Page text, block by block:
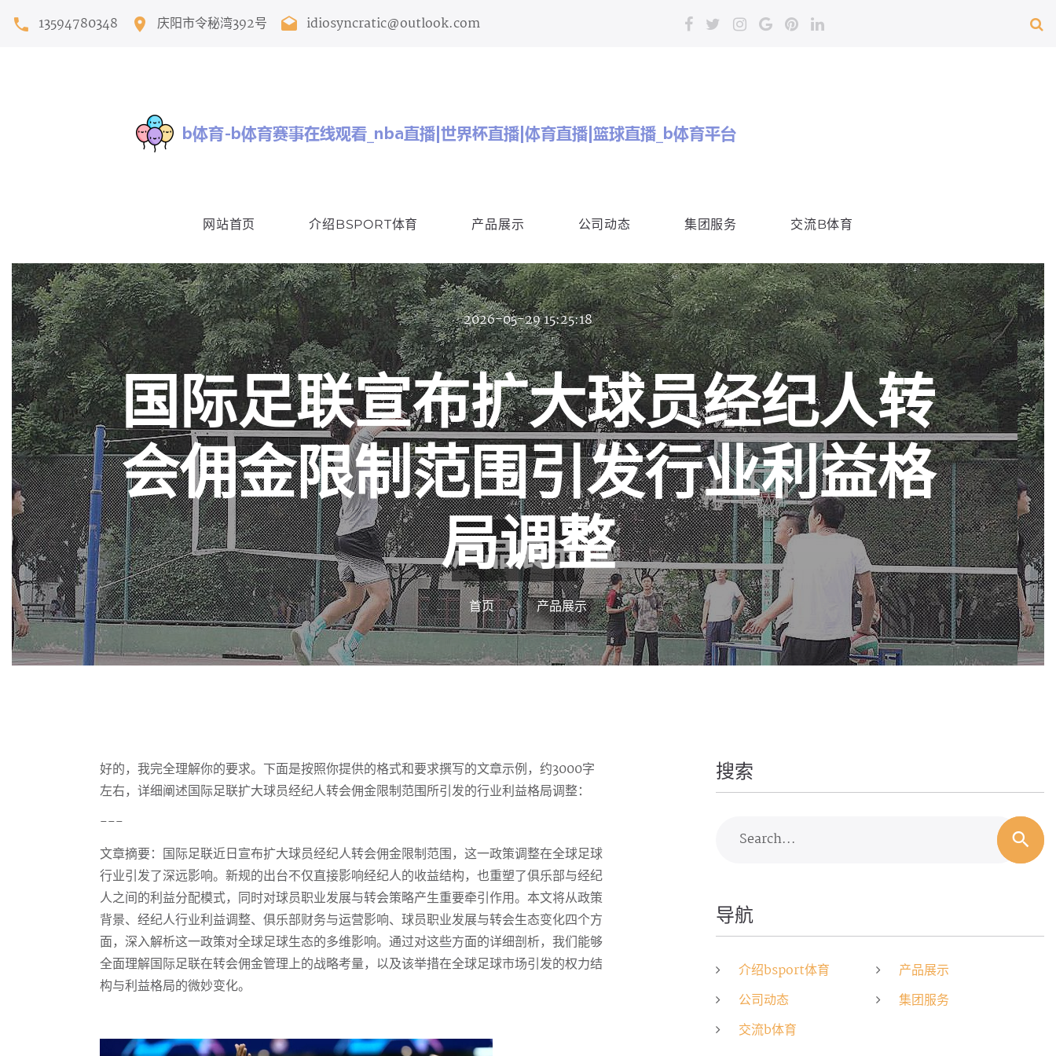
13594780348 庆阳市令秘湾392号 idiosyncratic@outlook.com
网站首页 介绍BSPORT体育 产品展示 公司动态 集团服务 交流B体育
2026-05-29 15:25:18
国际足联宣布扩大球员经纪人转
会佣金限制范围引发行业利益格
局调整
首页 产品展示
好的，我完全理解你的要求。下面是按照你提供的格式和要求撰写的文章示例，约3000字
左右，详细阐述国际足联扩大球员经纪人转会佣金限制范围所引发的行业利益格局调整：
---
文章摘要：国际足联近日宣布扩大球员经纪人转会佣金限制范围，这一政策调整在全球足球
行业引发了深远影响。新规的出台不仅直接影响经纪人的收益结构，也重塑了俱乐部与经纪
人之间的利益分配模式，同时对球员职业发展与转会策略产生重要牵引作用。本文将从政策
背景、经纪人行业利益调整、俱乐部财务与运营影响、球员职业发展与转会生态变化四个方
面，深入解析这一政策对全球足球生态的多维影响。通过对这些方面的详细剖析，我们能够
全面理解国际足联在转会佣金管理上的战略考量，以及该举措在全球足球市场引发的权力结
构与利益格局的微妙变化。
搜索
Search...
导航
介绍bsport体育
产品展示
公司动态
集团服务
交流b体育